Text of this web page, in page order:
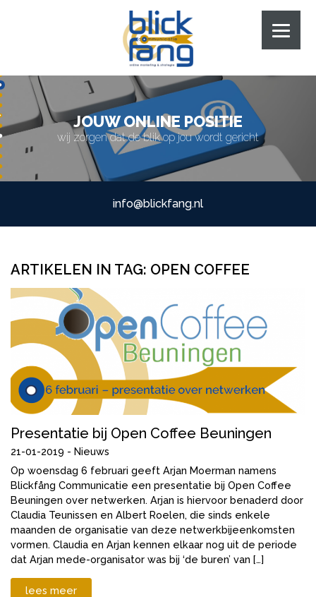
JOUW ONLINE POSITIE
wij zorgen dat de blik op jou wordt gericht
info@blickfang.nl
ARTIKELEN IN TAG: OPEN COFFEE
Presentatie bij Open Coffee Beuningen
21-01-2019 - Nieuws
Op woensdag 6 februari geeft Arjan Moerman namens
Blickfång Communicatie een presentatie bij Open Coffee
Beuningen over netwerken. Arjan is hiervoor benaderd door
Claudia Teunissen en Albert Roelen, die sinds enkele
maanden de organisatie van deze netwerkbijeenkomsten
vormen. Claudia en Arjan kennen elkaar nog uit de periode
dat Arjan mede-organisator was bij ‘de buren’ van […]
lees meer